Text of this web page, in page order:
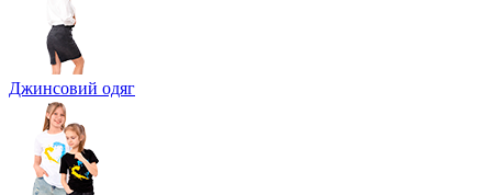
Джинсовий одяг